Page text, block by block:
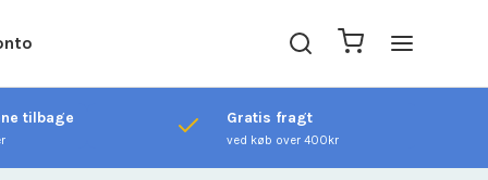
tilbage Gratis fragt
ved køb over 400kr